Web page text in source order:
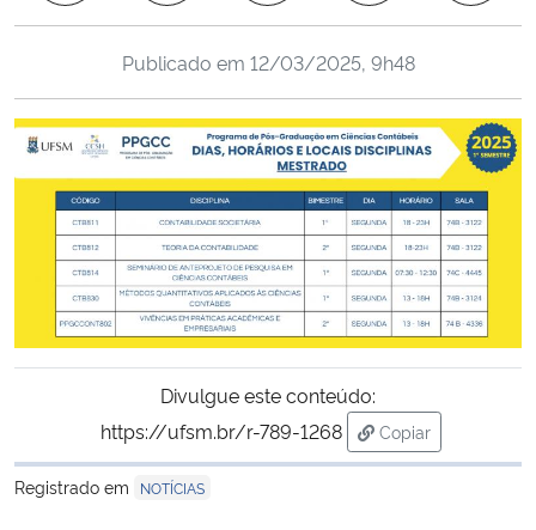
Ministério de Minas e Energia
Ministério da Ciência, Tecnologia, Inovações e Comunicações
Ministério do Meio Ambiente
Ministério do Turismo
Ministério do Desenvolvimento Regional
Controladoria-Geral da União
Publicado em 12/03/2025, 9h48
Divulgue este conteúdo:
https://ufsm.br/r-789-1268
Copiar
para área de
Registrado em
NOTÍCIAS